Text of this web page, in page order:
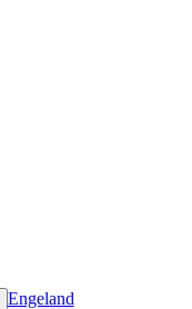
Engeland